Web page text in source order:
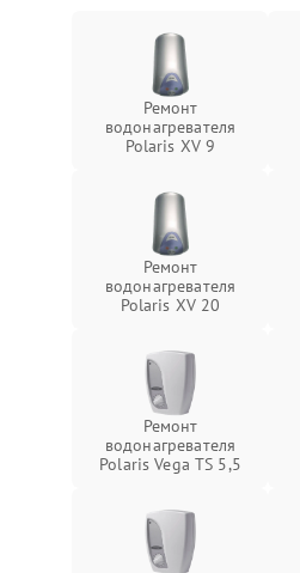
Ремонт
водонагревателя
Polaris XV 9
Ремонт
водонагревателя
Polaris XV 20
Ремонт
водонагревателя
Polaris Vega TS 5,5